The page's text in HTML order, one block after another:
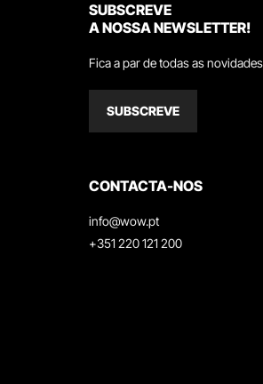
SUBSCREVE
A NOSSA NEWSLETTER!
Fica a par de todas as
SUBSCREVE
CONTACTA-NOS
info@wow.pt
+351 220 121 200